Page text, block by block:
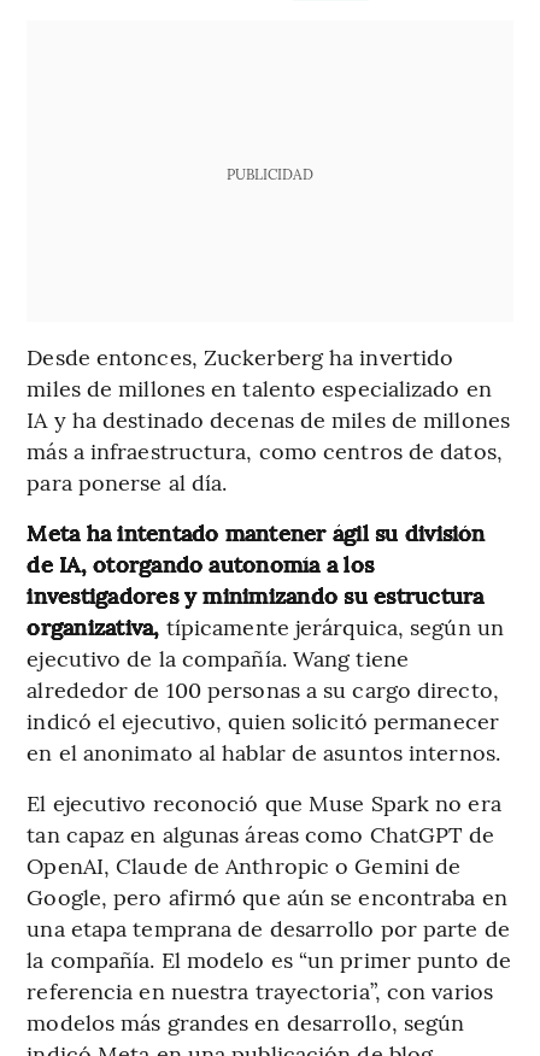
PUBLICIDAD
Desde entonces, Zuckerberg ha invertido
miles de millones en talento especializado en
IA y ha destinado decenas de miles de millones
más a infraestructura, como centros de datos,
para ponerse al día.
Meta ha intentado mantener ágil su división
de IA, otorgando autonomía a los
investigadores y minimizando su estructura
organizativa, típicamente jerárquica, según un
ejecutivo de la compañía. Wang tiene
alrededor de 100 personas a su cargo directo,
indicó el ejecutivo, quien solicitó permanecer
en el anonimato al hablar de asuntos internos.
El ejecutivo reconoció que Muse Spark no era
tan capaz en algunas áreas como ChatGPT de
OpenAI, Claude de Anthropic o Gemini de
Google, pero afirmó que aún se encontraba en
una etapa temprana de desarrollo por parte de
la compañía. El modelo es “un primer punto de
referencia en nuestra trayectoria”, con varios
modelos más grandes en desarrollo, según